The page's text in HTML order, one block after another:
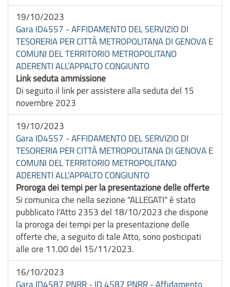
19/10/2023
Gara ID4557 - AFFIDAMENTO DEL SERVIZIO DI
TESORERIA PER CITTÀ METROPOLITANA DI GENOVA E
COMUNI DEL TERRITORIO METROPOLITANO
ADERENTI ALL’APPALTO CONGIUNTO
Link seduta ammissione
Di seguito il link per assistere alla seduta del 15
novembre 2023
19/10/2023
Gara ID4557 - AFFIDAMENTO DEL SERVIZIO DI
TESORERIA PER CITTÀ METROPOLITANA DI GENOVA E
COMUNI DEL TERRITORIO METROPOLITANO
ADERENTI ALL’APPALTO CONGIUNTO
Proroga dei tempi per la presentazione delle offerte
Si comunica che nella sezione "ALLEGATI" è stato
pubblicato l'Atto 2353 del 18/10/2023 che dispone
la proroga dei tempi per la presentazione delle
offerte che, a seguito di tale Atto, sono posticipati
alle ore 11.00 del 15/11/2023.
16/10/2023
Gara ID4587 PNRR - ID 4587 PNRR - Affidamento